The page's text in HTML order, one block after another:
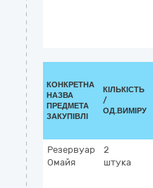
КОНКРЕТНА
НАЗВА
ПРЕДМЕТА
ЗАКУПІВЛІ
КІЛЬКІСТЬ
/
ОД.ВИМІРУ
Резервуар
Омайя
2
штука